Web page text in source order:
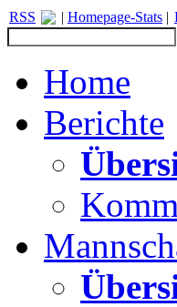
RSS | Homepage-Stats |
Home
Berichte